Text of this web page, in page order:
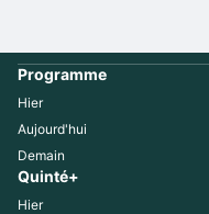
Programme
Hier
Aujourd'hui
Demain
Quinté+
Hier